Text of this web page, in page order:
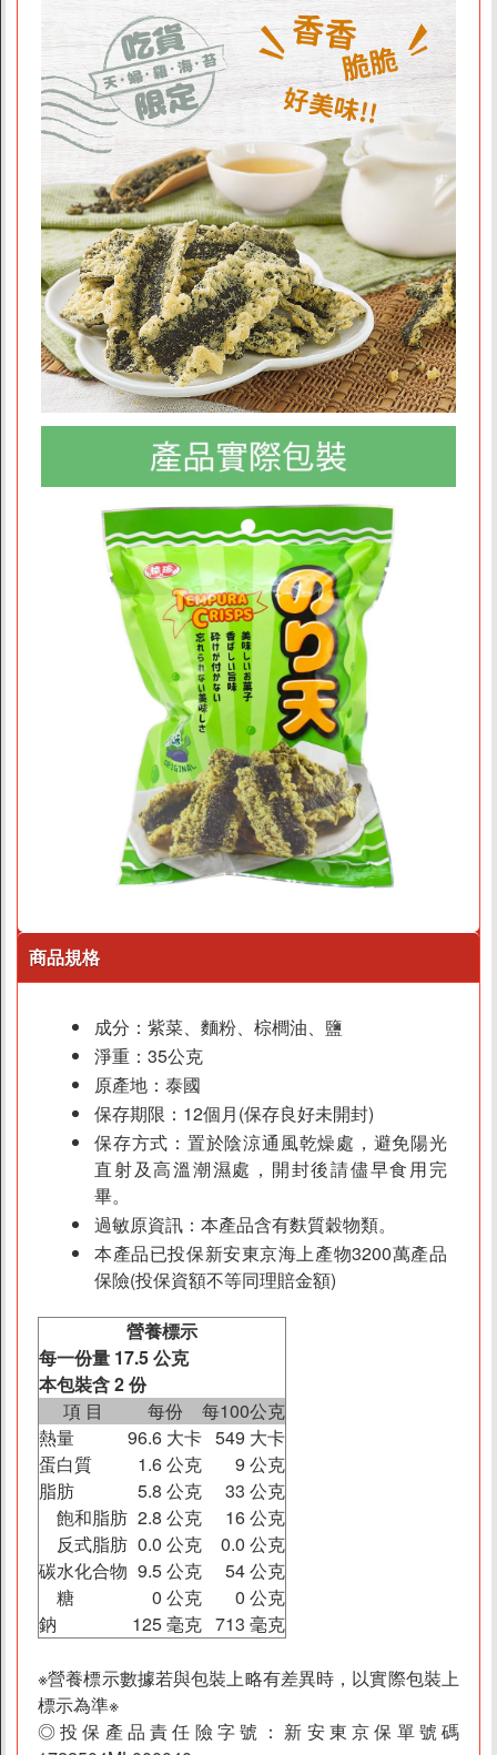
素食分類說明
隱私權聲明
客戶服務
訂單/配送進度查詢
運費如何計算
訂購說明
發票問題
海外訂購辦法
折價券說明
FAQ常見問題
客服資訊
素易購LINE客服
素易購LINE社群
商品規格
成分：紫菜、麵粉、棕櫚油、鹽
淨重：35公克
原產地：泰國
保存期限：12個月(保存良好未開封)
保存方式：置於陰涼通風乾燥處，避免陽光
直射及高溫潮濕處，開封後請儘早食用完
畢。
過敏原資訊：本產品含有麩質穀物類。
本產品已投保新安東京海上產物3200萬產品
保險(投保資額不等同理賠金額)
營養標示
每一份量 17.5 公克
本包裝含 2 份
項 目
每份
每100公克
熱量
96.6 大卡 549 大卡
蛋白質
1.6 公克
9 公克
脂肪
5.8 公克
33 公克
飽和脂肪 2.8 公克
16 公克
反式脂肪 0.0 公克
0.0 公克
碳水化合物 9.5 公克
54 公克
糖
0 公克
0 公克
鈉
125 毫克 713 毫克
※營養標示數據若與包裝上略有差異時，以實際包裝上
標示為準※
◎投保產品責任險字號：新安東京保單號碼